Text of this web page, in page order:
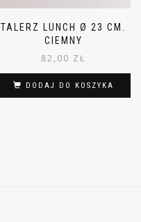
TALERZ LUNCH Ø 23 CM.
CIEMNY
82,00 ZŁ
DODAJ DO KOSZYKA